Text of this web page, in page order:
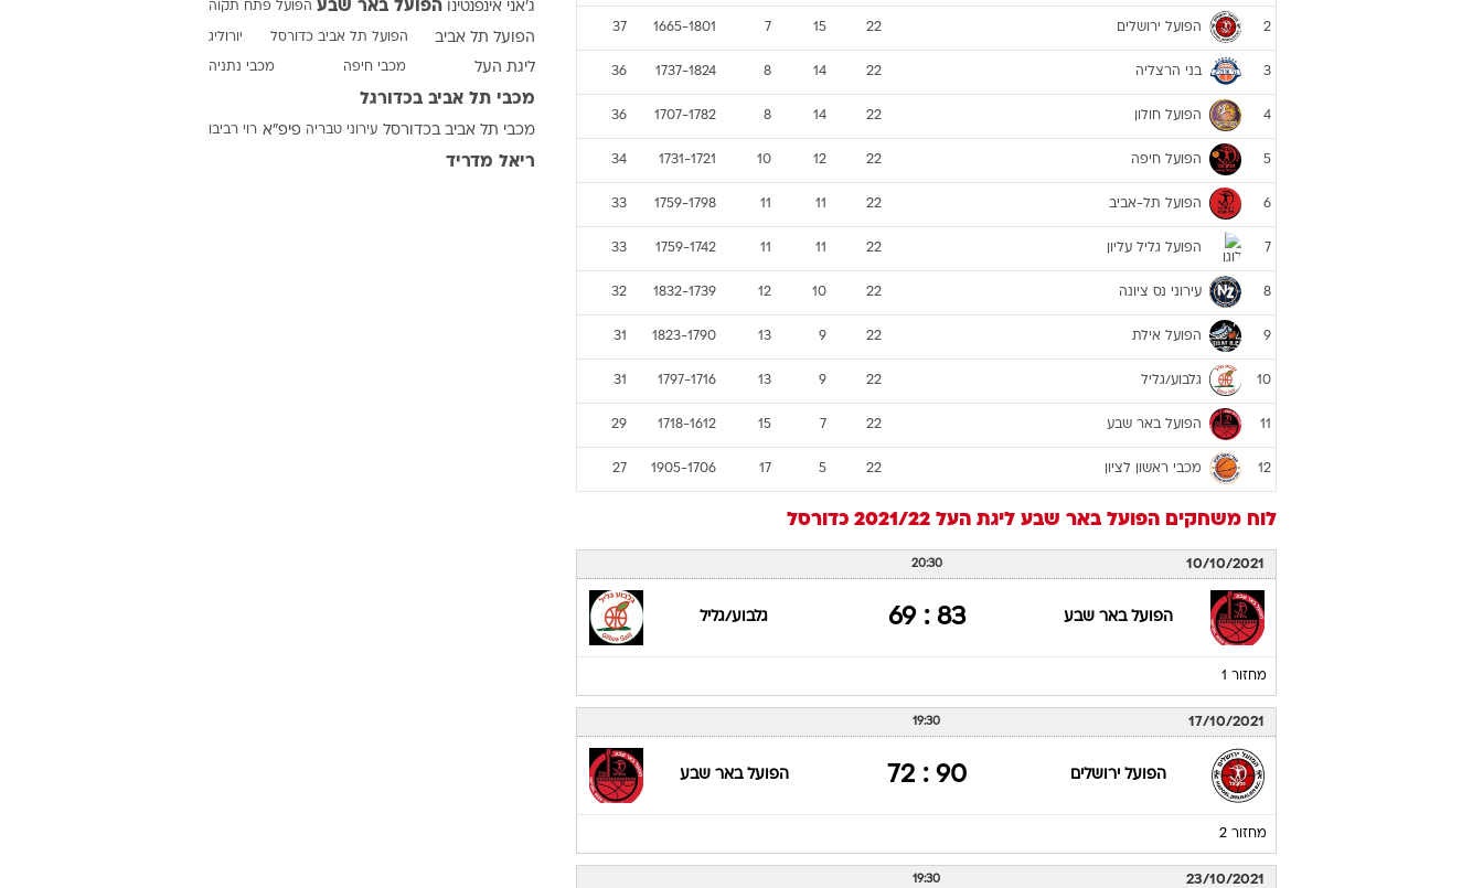
ענפים נוספים
לוח שידורים
החידה של ספורט1
ארכיון מדורים מחוץ לקווים
כתבו לנו
2 הפועל ירושלים 22
15
7
1665-1801
37
3 בני הרצליה 22
14
8
1737-1824
36
4 הפועל חולון 22
14
8
1707-1782
36
5 הפועל חיפה 22
12
10
1731-1721
34
6 הפועל תל-אביב 22
11
11
1759-1798
33
7 הפועל גליל עליון 22
11
11
1759-1742
33
8 עירוני נס ציונה 22
10
12
1832-1739
32
9 הפועל אילת 22
9
13
1823-1790
31
10 גלבוע/גליל 22
9
13
1797-1716
31
11 הפועל באר שבע 22
7
15
1718-1612
29
12 מכבי ראשון לציון 22
5
17
1905-1706
27
לוח משחקים הפועל באר שבע ליגת העל 2021/22 כדורסל
10/10/2021
20:30
הפועל באר שבע 83 : 69 גלבוע/גליל
מחזור 1
17/10/2021
19:30
הפועל ירושלים 90 : 72 הפועל באר שבע
מחזור 2
23/10/2021
19:30
ג'אני אינפנטינו הפועל באר שבע הפועל פתח תקוה
הפועל תל אביב הפועל תל אביב כדורסל יורוליג
ליגת העל מכבי חיפה מכבי נתניה
מכבי תל אביב בכדורגל
מכבי תל אביב בכדורסל עירוני טבריה פיפ"א רוי רביבו
ריאל מדריד